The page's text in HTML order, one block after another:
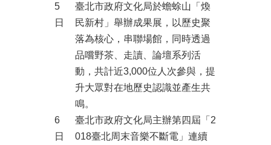
5
日
臺北市政府文化局於蟾蜍山「煥
民新村」舉辦成果展，以歷史聚
落為核心，串聯場館，同時透過
品嚐野茶、走讀、論壇系列活
動，共計近3,000位人次參與，提
升大眾對在地歷史認識並產生共
鳴。
6
日
臺北市政府文化局主辦第四屆「2
018臺北周末音樂不斷電」連續